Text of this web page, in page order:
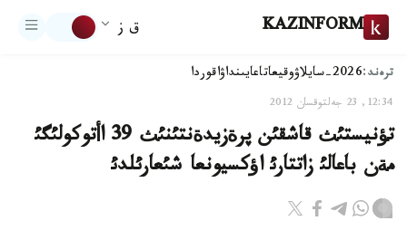
KAZINFORM ق ز
ترەند:2026-سايلاۋ وقيعاتاعايىنداۋاقوردا
12:34, 23 جەلتوقسان 2012
تؤنيستئث قاشقئن پرةزيدةنتئنئث 39 اأتوكولئگئ
مةن باعالئ زاتتارئ اؤكسيونعا شئعارئلدئ